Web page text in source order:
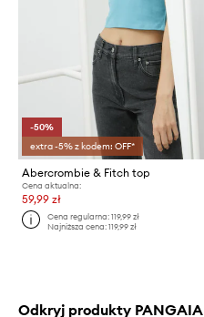
-50%
extra -5% z kodem: OFF*
Abercrombie & Fitch top
Cena aktualna:
59,99 zł
Cena regularna:119,99 zł
Najniższa cena:119,99 zł
Odkryj produkty PANGAIA